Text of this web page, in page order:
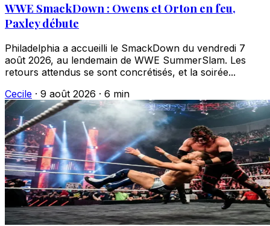
WWE SmackDown : Owens et Orton en feu,
Paxley débute
Philadelphia a accueilli le SmackDown du vendredi 7
août 2026, au lendemain de WWE SummerSlam. Les
retours attendus se sont concrétisés, et la soirée...
Cecile · 9 août 2026 · 6 min